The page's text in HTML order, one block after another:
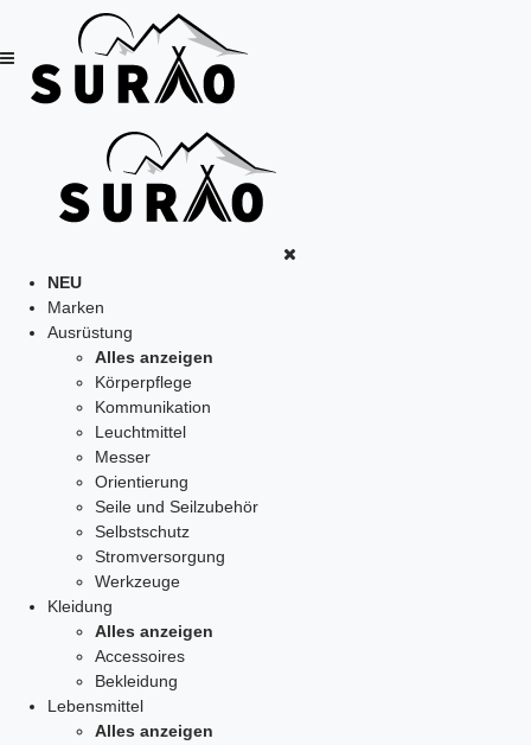
NEU
Marken
Ausrüstung
Alles anzeigen
Körperpflege
Kommunikation
Leuchtmittel
Messer
Orientierung
Seile und Seilzubehör
Selbstschutz
Stromversorgung
Werkzeuge
Kleidung
Alles anzeigen
Accessoires
Bekleidung
Lebensmittel
Alles anzeigen